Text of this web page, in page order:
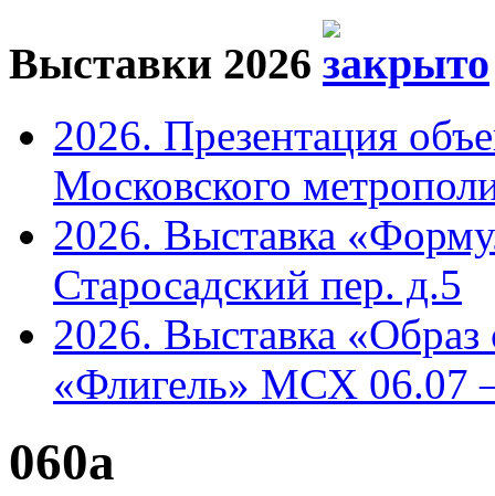
Выставки 2026
2026. Презентация
Московского
2026. Выставка
Старосадский пер. д.5
2026. Выставка «Образ
«Флигель» МСХ 06.07
060a